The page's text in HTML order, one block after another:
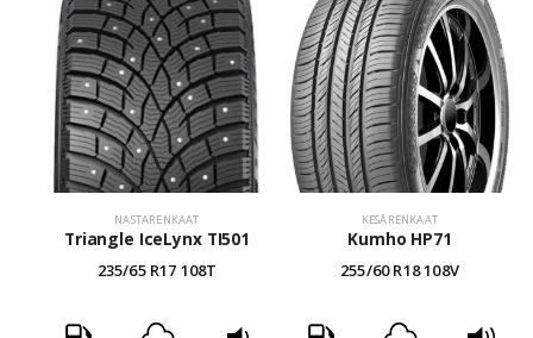
NASTARENKAAT
Triangle IceLynx TI501
235/65 R17 108T
KESÄRENKAAT
Kumho HP71
255/60 R18 108V